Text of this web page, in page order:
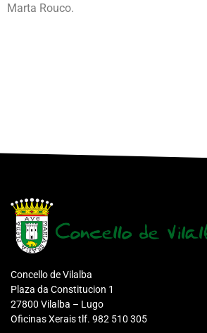
Marta Rouco.
Concello de Vilalba
Plaza da Constitucion 1
27800 Vilalba – Lugo
Oficinas Xerais tlf. 982 510 305